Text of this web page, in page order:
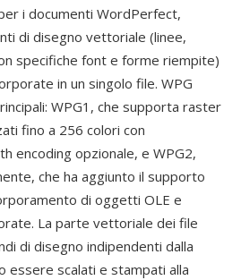
i documenti WordPerfect,
di disegno vettoriale (linee,
specifiche font e forme riempite)
in un singolo file. WPG
WPG1, che supporta raster
fino a 256 colori con
encoding opzionale, e WPG2,
che ha aggiunto il supporto
di oggetti OLE e
La parte vettoriale dei file
di disegno indipendenti dalla
essere scalati e stampati alla